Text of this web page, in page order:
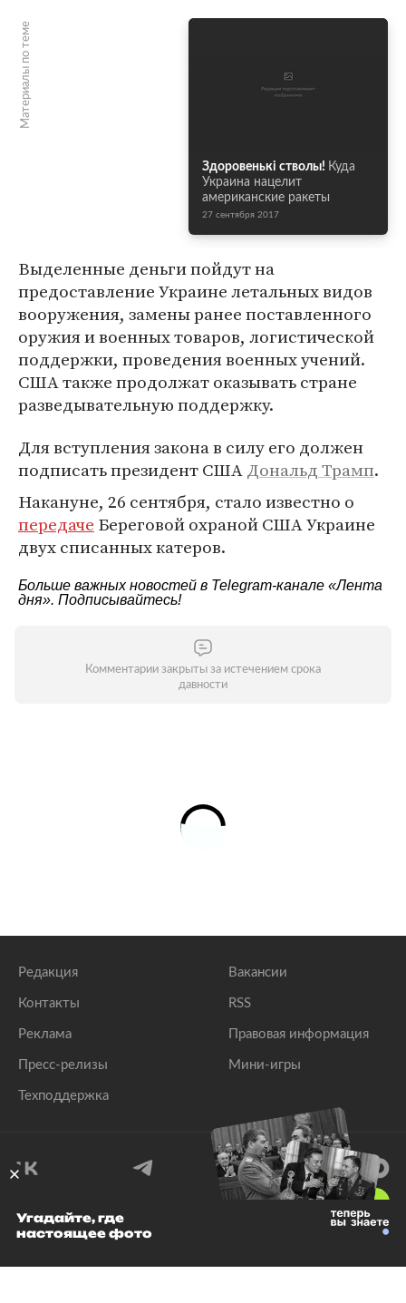
Материалы по теме
Здоровенькі стволы! Куда
Украина нацелит
американские ракеты
27 сентября 2017
Выделенные деньги пойдут на
предоставление Украине летальных видов
вооружения, замены ранее поставленного
оружия и военных товаров, логистической
поддержки, проведения военных учений.
США также продолжат оказывать стране
разведывательную поддержку.
Для вступления закона в силу его должен
подписать президент СШАДональд Трамп.
Накануне, 26 сентября, стало известно о
передаче Береговой охраной США Украине
двух списанных катеров.
Больше важных новостей в Telegram-канале «Лента
дня». Подписывайтесь!
Комментарии закрыты за истечением срока
давности
Редакция
Контакты
Реклама
Пресс-релизы
Техподдержка
Вакансии
RSS
Правовая информация
Мини-игры
© 1999–2026 Все права защищены.
Угадайте, где
настоящее фото